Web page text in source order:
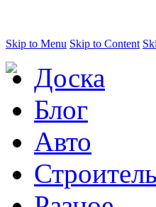
Skip to Menu Skip to Content
Доска
Блог
Авто